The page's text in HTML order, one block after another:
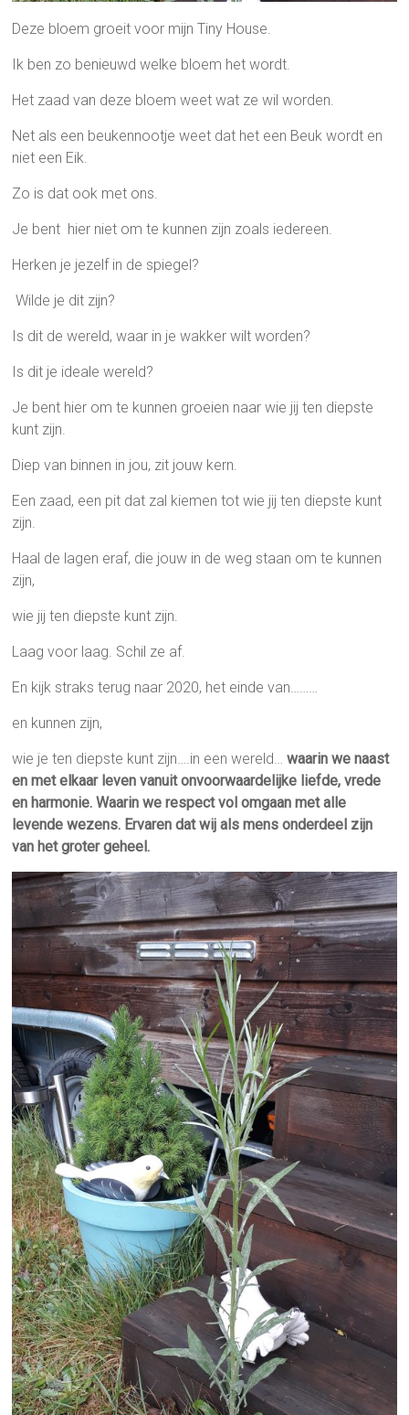
Deze bloem groeit voor mijn Tiny House.
Ik ben zo benieuwd welke bloem het wordt.
Het zaad van deze bloem weet wat ze wil worden.
Net als een beukennootje weet dat het een Beuk wordt en
niet een Eik.
Zo is dat ook met ons.
Je bent hier niet om te kunnen zijn zoals iedereen.
Herken je jezelf in de spiegel?
Wilde je dit zijn?
Is dit de wereld, waar in je wakker wilt worden?
Is dit je ideale wereld?
Je bent hier om te kunnen groeien naar wie jij ten diepste
kunt zijn.
Diep van binnen in jou, zit jouw kern.
Een zaad, een pit dat zal kiemen tot wie jij ten diepste kunt
zijn.
Haal de lagen eraf, die jouw in de weg staan om te kunnen
zijn,
wie jij ten diepste kunt zijn.
Laag voor laag. Schil ze af.
En kijk straks terug naar 2020, het einde van………
en kunnen zijn,
wie je ten diepste kunt zijn….in een wereld…
waarin we naast
en met elkaar leven vanuit onvoorwaardelijke liefde, vrede
en harmonie. Waarin we respect vol omgaan met alle
levende wezens. Ervaren dat wij als mens onderdeel zijn
van het groter geheel.